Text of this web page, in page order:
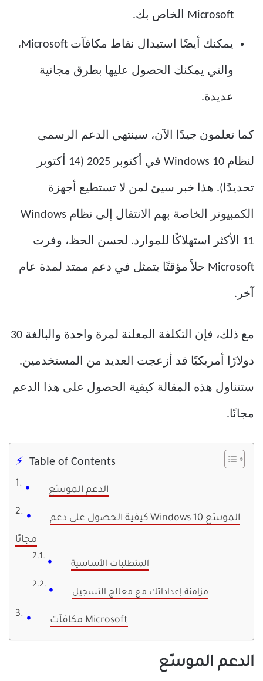
Microsoft الخاص بك.
يمكنك أيضًا استبدال نقاط مكافآت Microsoft،
والتي يمكنك الحصول عليها بطرق مجانية
عديدة.
كما تعلمون جيدًا الآن، سينتهي الدعم الرسمي
لنظام Windows 10 في أكتوبر 2025 (14 أكتوبر
تحديدًا). هذا خبر سيئ لمن لا تستطيع أجهزة
الكمبيوتر الخاصة بهم الانتقال إلى نظام Windows
11 الأكثر استهلاكًا للموارد. لحسن الحظ، وفرت
Microsoft حلاً مؤقتًا يتمثل في دعم ممتد لمدة عام
آخر.
مع ذلك، فإن التكلفة المعلنة لمرة واحدة والبالغة 30
دولارًا أمريكيًا قد أزعجت العديد من المستخدمين.
ستتناول هذه المقالة كيفية الحصول على هذا الدعم
مجانًا.
Table of Contents
الدعم الموسّع
كيفية الحصول على دعم Windows 10 الموسّع
مجانًا
المتطلبات الأساسية
مزامنة إعداداتك مع معالج التسجيل
مكافآت Microsoft
الدعم الموسّع